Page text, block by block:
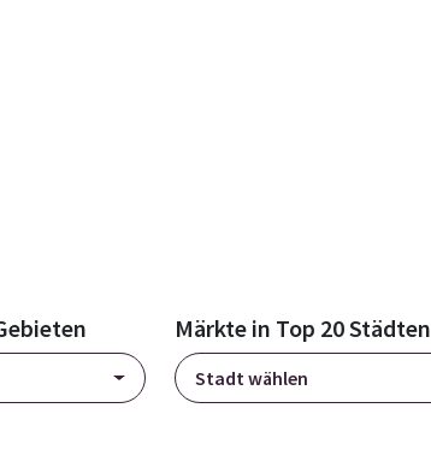
Märkte in Top 20 Städten
Stadt wählen